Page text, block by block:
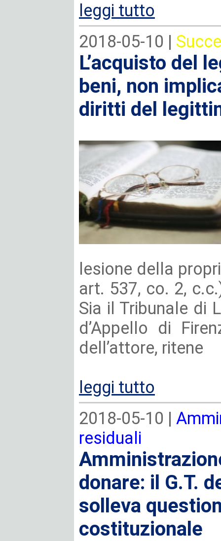
leggi tutto
2018-05-10 |
L’acquisto del
beni, non
diritti del
lesione della
art. 537, co. 2,
Sia il Tribunale di
d’Appello di
dell’attore, ritene
leggi tutto
2018-05-10 |
residuali
donare: il G.T.
solleva
costituzionale